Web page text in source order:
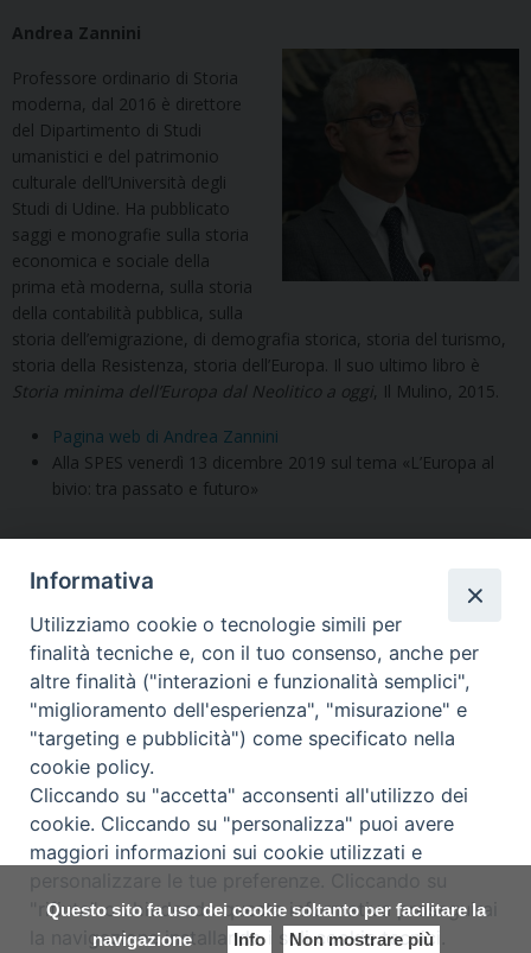
Questo sito fa uso dei cookie soltanto per facilitare la
navigazione
Info Non mostrare più
Andrea Zannini
Professore ordinario di Storia
moderna, dal 2016 è direttore
del Dipartimento di Studi
umanistici e del patrimonio
culturale dell’Università degli
Studi di Udine. Ha pubblicato
saggi e monografie sulla storia
economica e sociale della
prima età moderna, sulla storia
della contabilità pubblica, sulla
storia dell’emigrazione, di demografia storica, storia del turismo,
storia della Resistenza, storia dell’Europa. Il suo ultimo libro è
Storia minima dell’Europa dal Neolitico a oggi , Il Mulino, 2015.
Pagina web di Andrea Zannini
Alla SPES venerdì 13 dicembre 2019 sul tema «L’Europa al
bivio: tra passato e futuro»
Condividi questo articolo
Segui la SPES sui social
Copyright © Arcidiocesi di Udine
Piazza Patriarcato, 1 - 33100 Udine
(UD) Tel. 0432.414.511 - Fax 0432.511.838 C.F. 80013900305
Informativa
Utilizziamo cookie o tecnologie simili per
finalità tecniche e, con il tuo consenso, anche per
altre finalità ("interazioni e funzionalità semplici",
"miglioramento dell'esperienza", "misurazione" e
"targeting e pubblicità") come specificato nella
cookie policy.
Cliccando su "accetta" acconsenti all'utilizzo dei
cookie. Cliccando su "personalizza" puoi avere
maggiori informazioni sui cookie utilizzati e
"rifiuta" o chiudendo questa informativa proseguirai
la navigazione installando i soli cookie tecnici.